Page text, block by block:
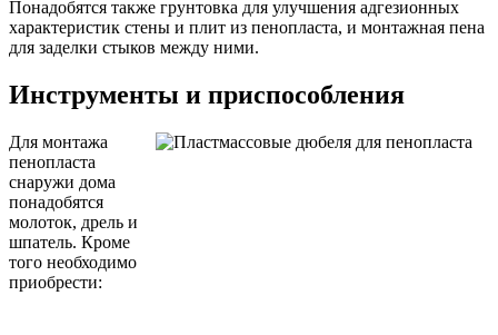
Понадобятся также грунтовка для улучшения адгезионных
характеристик стены и плит из пенопласта, и монтажная пена
для заделки стыков между ними.
Инструменты и приспособления
Для монтажа
пенопласта
снаружи дома
понадобятся
молоток, дрель и
шпатель. Кроме
того необходимо
приобрести: